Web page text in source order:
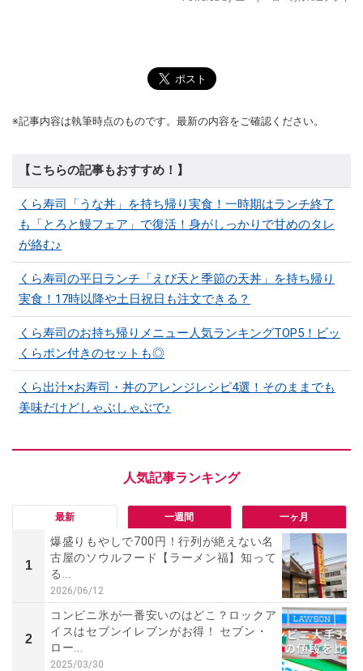
※記事内容は執筆時点のものです。最新の内容をご確認ください。
【こちらの記事もおすすめ！】
くら寿司「うな丼」を持ち帰り実食！一時期はランチ終了
も「とろと鰻フェア」で復活！身がしっかりで甘めのタレ
が絡む♪
くら寿司の平日ランチ「えび天と季節の天丼」を持ち帰り
実食！17時以降や土日祝日も注文できる？
くら寿司のお持ち帰りメニュー人気ランキングTOP5！ビッ
くらポン付きのセットも◎
くら出汁×お寿司・丼のアレンジレシピ4選！そのままでも
美味だけどしゃぶしゃぶで♪
最新 一週間 一ヶ月
1
爆盛りもやしで700円！行列が絶えない名
古屋のソウルフード【ラーメン福】知って
る...
2026/06/12
2
コンビニ氷が一番安いのはどこ？ロックア
イスはセブンイレブンがお得！ セブン・
ロー...
2025/03/30